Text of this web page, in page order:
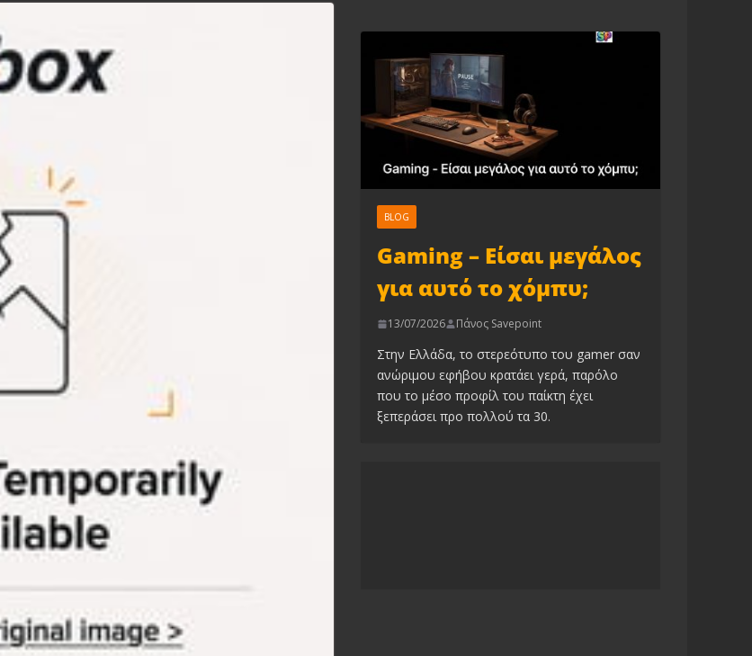
BLOG
Gaming – Είσαι μεγάλος
για αυτό το χόμπυ;
13/07/2026 Πάνος Savepoint
Στην Ελλάδα, το στερεότυπο του gamer σαν
ανώριμου εφήβου κρατάει γερά, παρόλο
που το μέσο προφίλ του παίκτη έχει
ξεπεράσει προ πολλού τα 30.